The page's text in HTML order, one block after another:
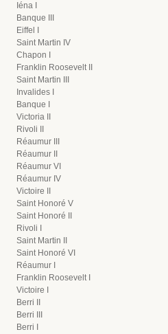
Iéna I
Banque III
Eiffel I
Saint Martin IV
Chapon I
Franklin Roosevelt II
Saint Martin III
Invalides I
Banque I
Victoria II
Rivoli II
Réaumur III
Réaumur II
Réaumur VI
Réaumur IV
Victoire II
Saint Honoré V
Saint Honoré II
Rivoli I
Saint Martin II
Saint Honoré VI
Réaumur I
Franklin Roosevelt I
Victoire I
Berri II
Berri III
Berri I